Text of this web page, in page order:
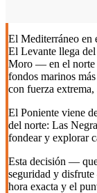
El Mediterráneo en
El Levante llega
Moro — en el norte
fondos marinos
con fuerza
El Poniente viene
del norte: Las
fondear y explorar
Esta decisión —
seguridad y
hora exacta y el